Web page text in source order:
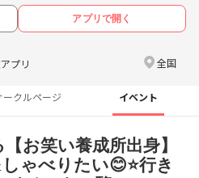
アプリで開く
プリ 全国
ークルページ イベント
お笑い養成所出身】
ゃべりたい😊⭐️行き